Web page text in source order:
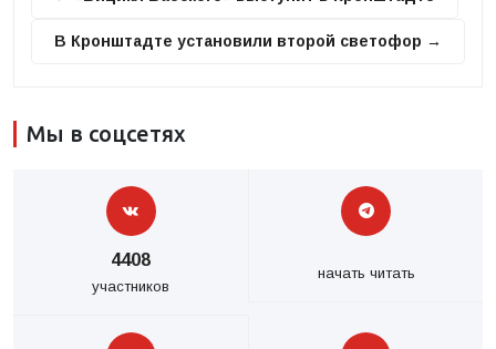
В Кронштадте установили второй светофор →
Мы в соцсетях
4408
участников
начать читать